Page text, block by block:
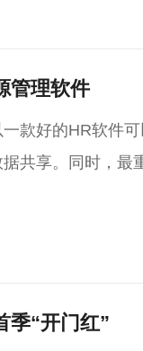
管理软件
款好的HR软件
共享。同时，
季“开门红”